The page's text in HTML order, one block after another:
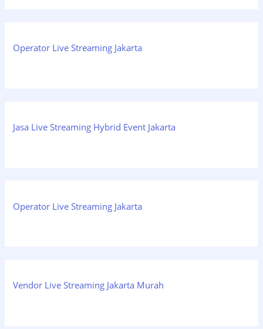
Operator Live Streaming Jakarta
Jasa Live Streaming Hybrid Event Jakarta
Operator Live Streaming Jakarta
Vendor Live Streaming Jakarta Murah